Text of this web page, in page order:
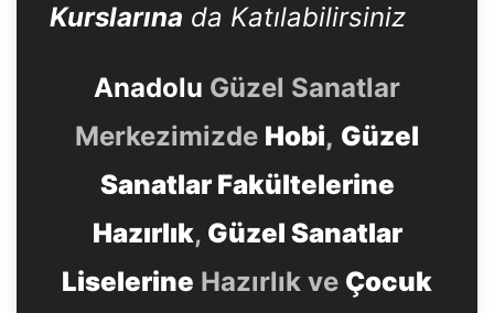
Kurslarına da Katılabilirsiniz
Anadolu Güzel Sanatlar
Merkezimizde Hobi, Güzel
Sanatlar Fakültelerine
Hazırlık, Güzel Sanatlar
Liselerine Hazırlık ve Çocuk